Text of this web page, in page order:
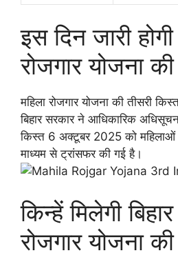
इस दिन जारी
रोजगार योजना
महिला रोजगार योजना की तीसरी
बिहार सरकार ने आधिकारिक
किस्त 6 अक्टूबर 2025 को
माध्यम से ट्रांसफर की गई है।
किन्हें मिलेगी
रोजगार योजना